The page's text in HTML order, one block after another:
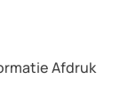
Afdruk